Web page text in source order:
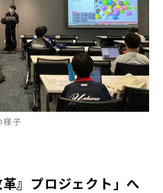
様子
』プロジェクト」へ